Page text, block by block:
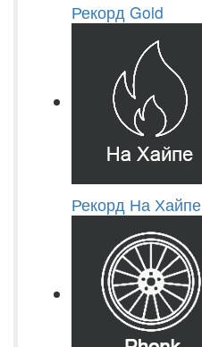
Рекорд Gold
Рекорд На Хайпе